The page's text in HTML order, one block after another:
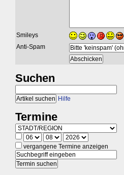
Smileys
Anti-Spam
Suchen
Hilfe
Termine
vergangene Termine anzeigen